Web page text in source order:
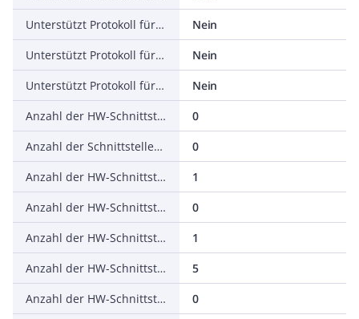
Unterstützt Protokoll für PROFIsafe
Nein
Unterstützt Protokoll für SafetyBUS p
Nein
Unterstützt Protokoll für sonstige Bussysteme
Nein
Anzahl der HW-Schnittstellen Industrial Ethernet
0
Anzahl der Schnittstellen PROFINET
0
Anzahl der HW-Schnittstellen seriell RS-232
1
Anzahl der HW-Schnittstellen seriell RS-422
0
Anzahl der HW-Schnittstellen seriell RS-485
1
Anzahl der HW-Schnittstellen seriell TTY
5
Anzahl der HW-Schnittstellen USB
0